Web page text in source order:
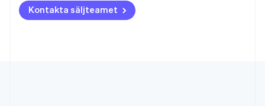
Kontakta säljteamet
Brasilien
PortuguêsEnglish